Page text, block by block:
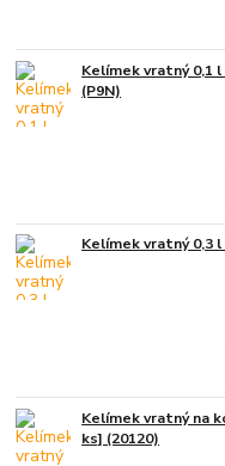
Kelímek vratný 0,1 l
(P9N)
Kelímek vratný 0,3 l
Kelímek vratný na
ks] (20120)